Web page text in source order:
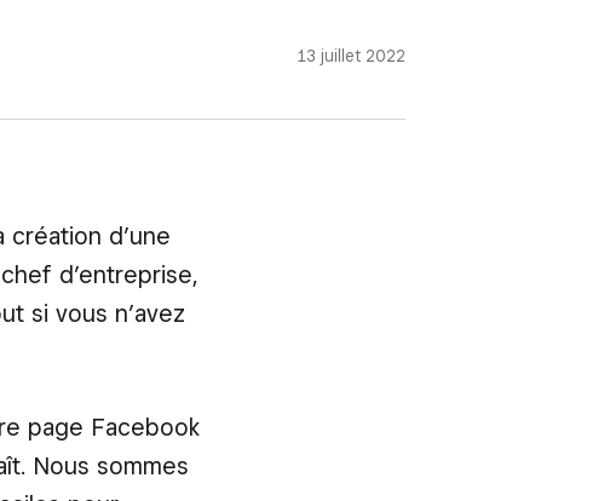
13 juillet 2022
d’une
d’entreprise,
si vous n’avez
page Facebook
Nous sommes